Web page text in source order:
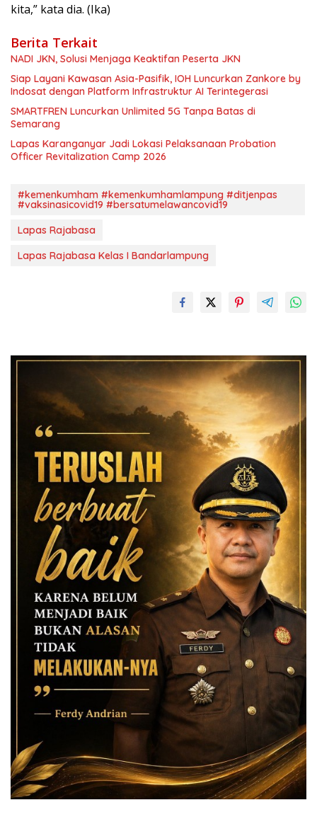
kita,” kata dia. (Ika)
Berita Terkait
NADI JKN, Solusi Menjaga Keaktifan Peserta JKN
Siap Layani Kawasan Asia-Pasifik, IOH Luncurkan Zankore by
Indosat dengan Platform Infrastruktur AI Terintegerasi
SMARTFREN Luncurkan Unlimited 5G Tanpa Batas di
Semarang
Lapas Karanganyar Jadi Lokasi Pelaksanaan Probation
Officer Revitalization Camp 2026
#kemenkumham #kemenkumhamlampung #ditjenpas
#vaksinasicovid19 #bersatumelawancovid19
Lapas Rajabasa
Lapas Rajabasa Kelas I Bandarlampung